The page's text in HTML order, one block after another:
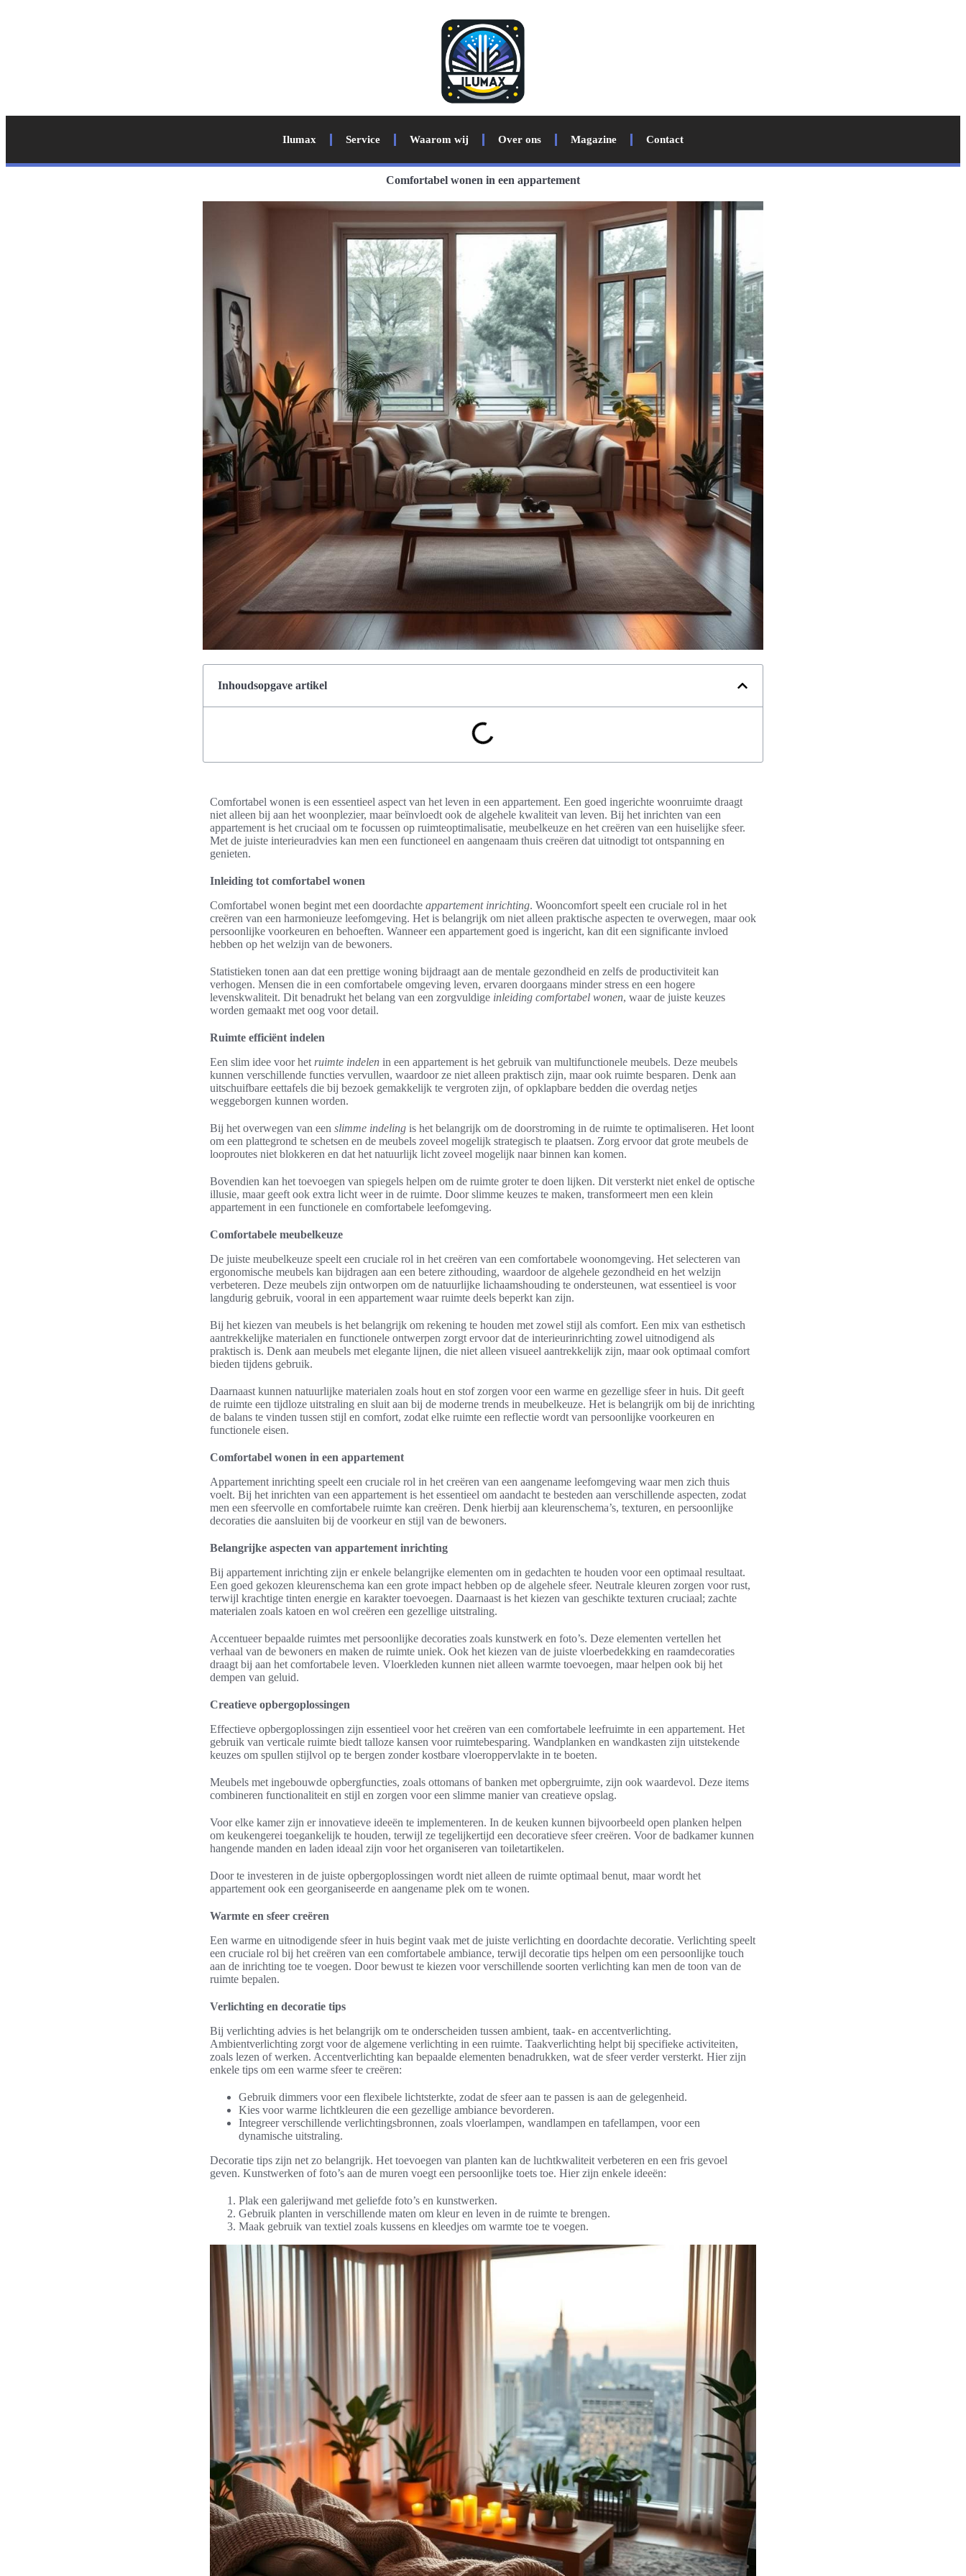
Ilumax Service Waarom wij Over ons Magazine Contact
Comfortabel wonen in een appartement
Inhoudsopgave artikel
Comfortabel wonen is een essentieel aspect van het leven in een appartement. Een goed ingerichte woonruimte draagt
niet alleen bij aan het woonplezier, maar beïnvloedt ook de algehele kwaliteit van leven. Bij het inrichten van een
appartement is het cruciaal om te focussen op ruimteoptimalisatie, meubelkeuze en het creëren van een huiselijke sfeer.
Met de juiste interieuradvies kan men een functioneel en aangenaam thuis creëren dat uitnodigt tot ontspanning en
genieten.
Inleiding tot comfortabel wonen
Comfortabel wonen begint met een doordachte appartement inrichting. Wooncomfort speelt een cruciale rol in het
creëren van een harmonieuze leefomgeving. Het is belangrijk om niet alleen praktische aspecten te overwegen, maar ook
persoonlijke voorkeuren en behoeften. Wanneer een appartement goed is ingericht, kan dit een significante invloed
hebben op het welzijn van de bewoners.
Statistieken tonen aan dat een prettige woning bijdraagt aan de mentale gezondheid en zelfs de productiviteit kan
verhogen. Mensen die in een comfortabele omgeving leven, ervaren doorgaans minder stress en een hogere
levenskwaliteit. Dit benadrukt het belang van een zorgvuldige inleiding comfortabel wonen, waar de juiste keuzes
worden gemaakt met oog voor detail.
Ruimte efficiënt indelen
Een slim idee voor het ruimte indelen in een appartement is het gebruik van multifunctionele meubels. Deze meubels
kunnen verschillende functies vervullen, waardoor ze niet alleen praktisch zijn, maar ook ruimte besparen. Denk aan
uitschuifbare eettafels die bij bezoek gemakkelijk te vergroten zijn, of opklapbare bedden die overdag netjes
weggeborgen kunnen worden.
Bij het overwegen van een slimme indeling is het belangrijk om de doorstroming in de ruimte te optimaliseren. Het loont
om een plattegrond te schetsen en de meubels zoveel mogelijk strategisch te plaatsen. Zorg ervoor dat grote meubels de
looproutes niet blokkeren en dat het natuurlijk licht zoveel mogelijk naar binnen kan komen.
Bovendien kan het toevoegen van spiegels helpen om de ruimte groter te doen lijken. Dit versterkt niet enkel de optische
illusie, maar geeft ook extra licht weer in de ruimte. Door slimme keuzes te maken, transformeert men een klein
appartement in een functionele en comfortabele leefomgeving.
Comfortabele meubelkeuze
De juiste meubelkeuze speelt een cruciale rol in het creëren van een comfortabele woonomgeving. Het selecteren van
ergonomische meubels kan bijdragen aan een betere zithouding, waardoor de algehele gezondheid en het welzijn
verbeteren. Deze meubels zijn ontworpen om de natuurlijke lichaamshouding te ondersteunen, wat essentieel is voor
langdurig gebruik, vooral in een appartement waar ruimte deels beperkt kan zijn.
Bij het kiezen van meubels is het belangrijk om rekening te houden met zowel stijl als comfort. Een mix van esthetisch
aantrekkelijke materialen en functionele ontwerpen zorgt ervoor dat de interieurinrichting zowel uitnodigend als
praktisch is. Denk aan meubels met elegante lijnen, die niet alleen visueel aantrekkelijk zijn, maar ook optimaal comfort
bieden tijdens gebruik.
Daarnaast kunnen natuurlijke materialen zoals hout en stof zorgen voor een warme en gezellige sfeer in huis. Dit geeft
de ruimte een tijdloze uitstraling en sluit aan bij de moderne trends in meubelkeuze. Het is belangrijk om bij de inrichting
de balans te vinden tussen stijl en comfort, zodat elke ruimte een reflectie wordt van persoonlijke voorkeuren en
functionele eisen.
Comfortabel wonen in een appartement
Appartement inrichting speelt een cruciale rol in het creëren van een aangename leefomgeving waar men zich thuis
voelt. Bij het inrichten van een appartement is het essentieel om aandacht te besteden aan verschillende aspecten, zodat
men een sfeervolle en comfortabele ruimte kan creëren. Denk hierbij aan kleurenschema’s, texturen, en persoonlijke
decoraties die aansluiten bij de voorkeur en stijl van de bewoners.
Belangrijke aspecten van appartement inrichting
Bij appartement inrichting zijn er enkele belangrijke elementen om in gedachten te houden voor een optimaal resultaat.
Een goed gekozen kleurenschema kan een grote impact hebben op de algehele sfeer. Neutrale kleuren zorgen voor rust,
terwijl krachtige tinten energie en karakter toevoegen. Daarnaast is het kiezen van geschikte texturen cruciaal; zachte
materialen zoals katoen en wol creëren een gezellige uitstraling.
Accentueer bepaalde ruimtes met persoonlijke decoraties zoals kunstwerk en foto’s. Deze elementen vertellen het
verhaal van de bewoners en maken de ruimte uniek. Ook het kiezen van de juiste vloerbedekking en raamdecoraties
draagt bij aan het comfortabele leven. Vloerkleden kunnen niet alleen warmte toevoegen, maar helpen ook bij het
dempen van geluid.
Creatieve opbergoplossingen
Effectieve opbergoplossingen zijn essentieel voor het creëren van een comfortabele leefruimte in een appartement. Het
gebruik van verticale ruimte biedt talloze kansen voor ruimtebesparing. Wandplanken en wandkasten zijn uitstekende
keuzes om spullen stijlvol op te bergen zonder kostbare vloeroppervlakte in te boeten.
Meubels met ingebouwde opbergfuncties, zoals ottomans of banken met opbergruimte, zijn ook waardevol. Deze items
combineren functionaliteit en stijl en zorgen voor een slimme manier van creatieve opslag.
Voor elke kamer zijn er innovatieve ideeën te implementeren. In de keuken kunnen bijvoorbeeld open planken helpen
om keukengerei toegankelijk te houden, terwijl ze tegelijkertijd een decoratieve sfeer creëren. Voor de badkamer kunnen
hangende manden en laden ideaal zijn voor het organiseren van toiletartikelen.
Door te investeren in de juiste opbergoplossingen wordt niet alleen de ruimte optimaal benut, maar wordt het
appartement ook een georganiseerde en aangename plek om te wonen.
Warmte en sfeer creëren
Een warme en uitnodigende sfeer in huis begint vaak met de juiste verlichting en doordachte decoratie. Verlichting speelt
een cruciale rol bij het creëren van een comfortabele ambiance, terwijl decoratie tips helpen om een persoonlijke touch
aan de inrichting toe te voegen. Door bewust te kiezen voor verschillende soorten verlichting kan men de toon van de
ruimte bepalen.
Verlichting en decoratie tips
Bij verlichting advies is het belangrijk om te onderscheiden tussen ambient, taak- en accentverlichting.
Ambientverlichting zorgt voor de algemene verlichting in een ruimte. Taakverlichting helpt bij specifieke activiteiten,
zoals lezen of werken. Accentverlichting kan bepaalde elementen benadrukken, wat de sfeer verder versterkt. Hier zijn
enkele tips om een warme sfeer te creëren:
Gebruik dimmers voor een flexibele lichtsterkte, zodat de sfeer aan te passen is aan de gelegenheid.
Kies voor warme lichtkleuren die een gezellige ambiance bevorderen.
Integreer verschillende verlichtingsbronnen, zoals vloerlampen, wandlampen en tafellampen, voor een
dynamische uitstraling.
Decoratie tips zijn net zo belangrijk. Het toevoegen van planten kan de luchtkwaliteit verbeteren en een fris gevoel
geven. Kunstwerken of foto’s aan de muren voegt een persoonlijke toets toe. Hier zijn enkele ideeën:
Plak een galerijwand met geliefde foto’s en kunstwerken.
Gebruik planten in verschillende maten om kleur en leven in de ruimte te brengen.
Maak gebruik van textiel zoals kussens en kleedjes om warmte toe te voegen.